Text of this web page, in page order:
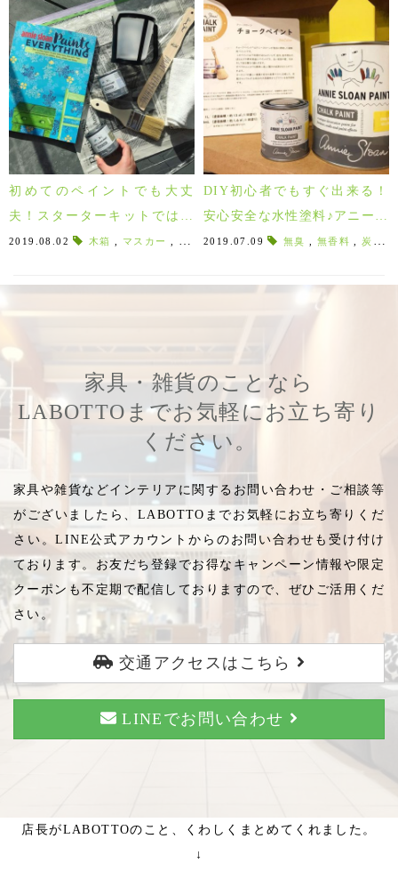
初めてのペイントでも大丈
夫！スターターキットではじ
めるアニースローン！
2019.08.02 木箱 マスカー ウエス,ペイントバケツ, ミキシングステ
DIY初心者でもすぐ出来る！
安心安全な水性塗料♪アニース
ローン・チョークペイン
2019.07.09 無臭 無香料 炭酸カルシウム
家具・雑貨のことなら
LABOTTOまでお気軽にお立ち寄り
ください。
家具や雑貨などインテリアに関するお問い合わせ・ご相談等
がございましたら、LABOTTOまでお気軽にお立ち寄りくだ
さい。LINE公式アカウントからのお問い合わせも受け付け
ております。お友だち登録でお得なキャンペーン情報や限定
クーポンも不定期で配信しておりますので、ぜひご活用くだ
さい。
交通アクセスはこちら
LINEでお問い合わせ
店長がLABOTTOのこと、くわしくまとめてくれました。
↓